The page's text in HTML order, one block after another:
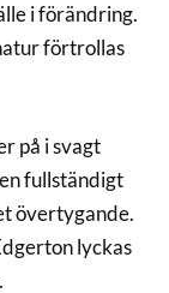
i förändring.
förtrollas
på i svagt
fullständigt
övertygande.
lyckas